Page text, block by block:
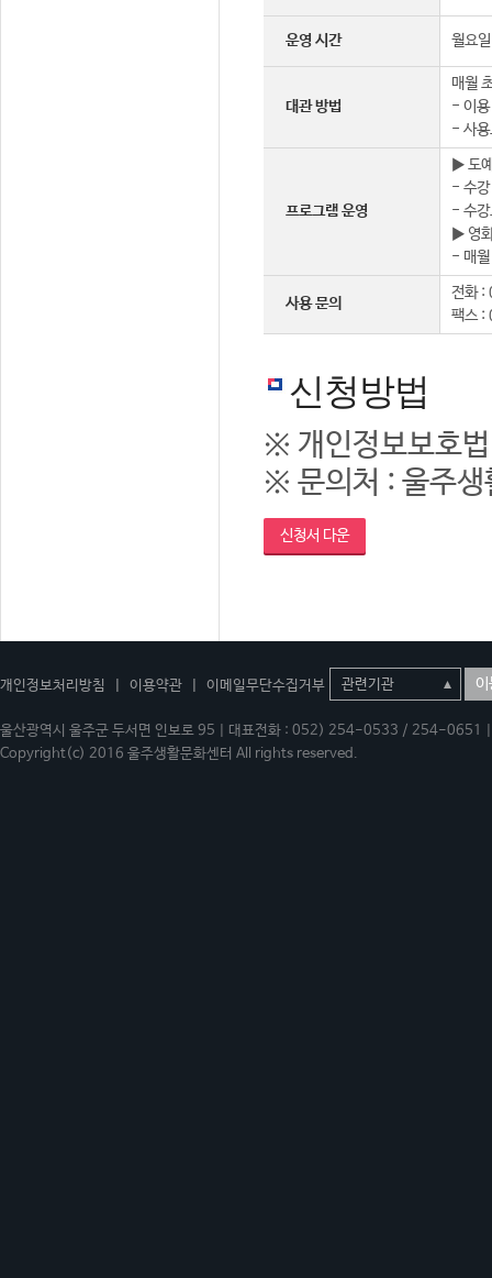
운영 시간 월요
대관 방법
매월
- 이용
- 사용
프로그램 운영
▶ 도
- 수강
- 수강
▶ 영
- 매월
사용 문의
전화
팩스
신청방법
※ 개인정보보호
※ 문의처 : 울주
신청서 다운
개인정보처리방침 이용약관 이메일무단수집거부 이
울산광역시 울주군 두서면 인보로 95 | 대표전화 : 052) 254-0533 / 254-
Copyright(c) 2016 울주생활문화센터 All rights reserved.